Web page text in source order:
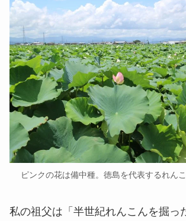
ピンクの花は備中種。徳島を代表するれん
私の祖父は「半世紀れんこんを掘っ